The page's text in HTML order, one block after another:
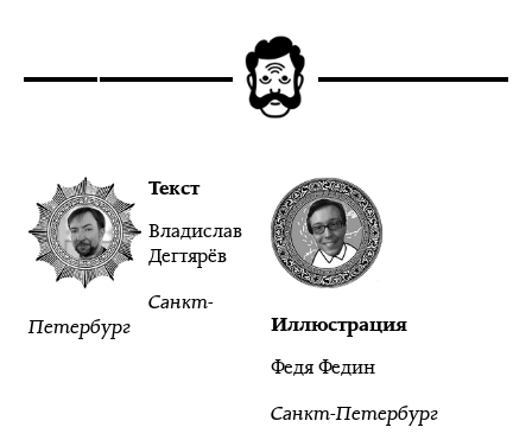
Текст
Владислав
Дегтярёв
Санкт-
Петербург
Иллюстрация
Федя Федин
Санкт-Петербург